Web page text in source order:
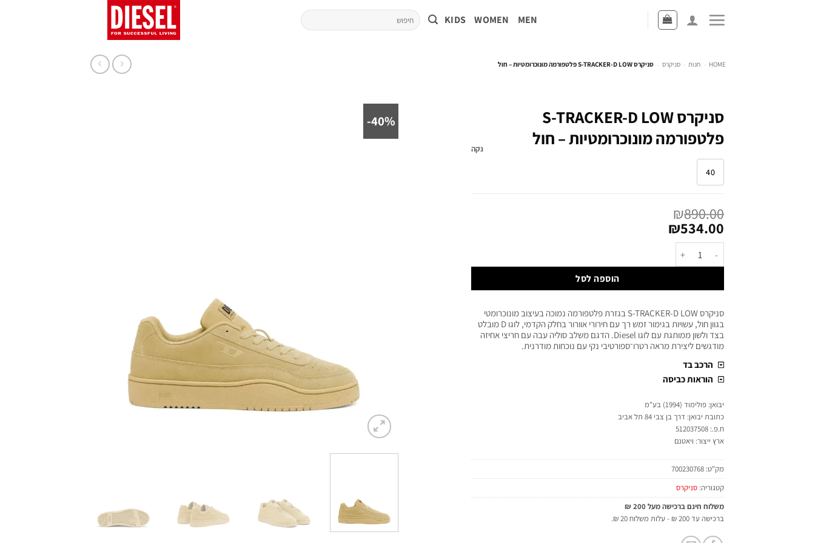
MEN
WOMEN
KIDS
HOME
- חנות - סניקרס - סניקרס S-TRACKER-D LOW פלטפורמה מונוכרומטיות – חול
40%-
סניקרס S-TRACKER-D LOW
פלטפורמה מונוכרומטיות – חול
40
נקה
₪890.00
₪534.00
הוספה לסל
סניקרס S-TRACKER-D LOW בגזרת פלטפורמה נמוכה בעיצוב מונוכרומטי
בגוון חול, עשויות בגימור זמש רך עם חירורי אוורור בחלק הקדמי, לוגו D מובלט
בצד ולשון ממותגת עם לוגו Diesel. הדגם משלב סוליה עבה עם חריצי אחיזה
מודגשים ליצירת מראה רטרו־ספורטיבי נקי עם נוכחות מודרנית.
הרכב בד
הוראות כביסה
יבואן: פולימוד (1994) בע"מ
כתובת יבואן: דרך בן צבי 84 תל אביב
ח.פ.: 512037508
ארץ ייצור: ויאטנם
מק"ט: 700230768
קטגוריה: סניקרס
משלוח חינם ברכישה מעל 200 ₪
ברכישה עד 200 ₪ - עלות משלוח 20 ₪.